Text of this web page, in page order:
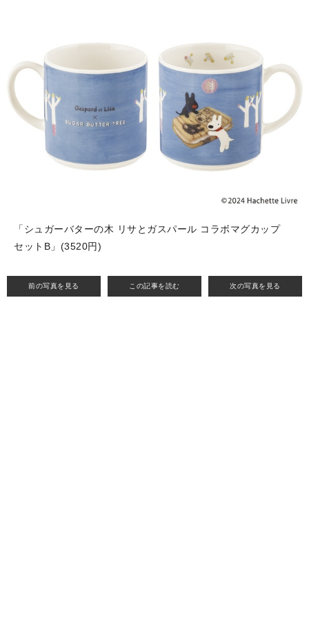
前の写真を見る この記事を読む 次の写真を見る
「シュガーバターの木 リサとガスパール コラボマグカップ
セットB」(3520円)